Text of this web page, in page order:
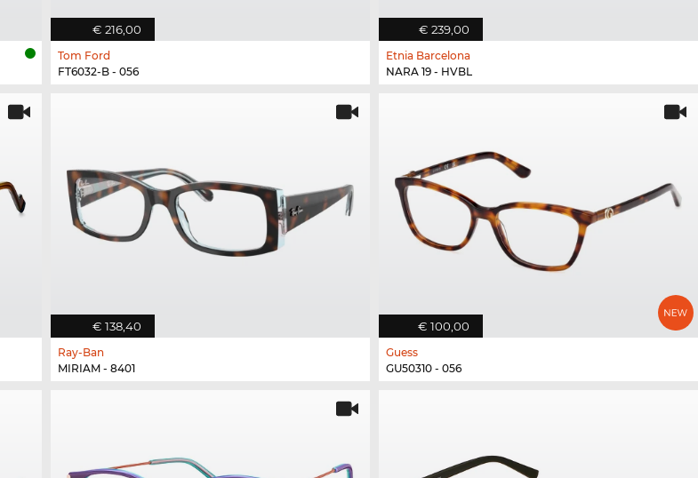
€ 216,00
Tom Ford
FT6032-B - 056
€ 239,00
Etnia Barcelona
NARA 19 - HVBL
€ 138,40
Ray-Ban
MIRIAM - 8401
€ 100,00
Guess
GU50310 - 056